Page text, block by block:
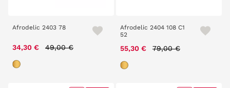
Afrodelic 2403 78
34,30 € Price reduced from
49,00 €
Afrodelic 2404 108 C1
52
55,30 € Price reduced from
79,00 €